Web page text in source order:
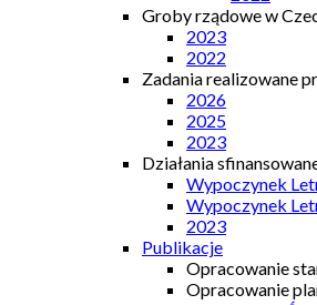
Groby rządowe w
2023
2022
Zadania realizowane
2026
2025
2023
Działania
Wypoczynek
Wypoczynek
2023
Publikacje
Opracowanie
Opracowanie